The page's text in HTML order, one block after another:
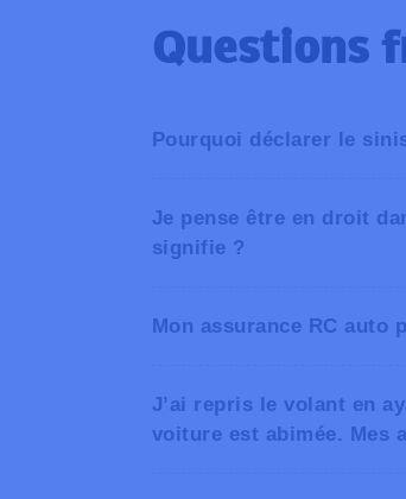
Questions
Pourquoi déclarer le
Je pense être en droit
signifie ?
Mon assurance RC auto
J’ai repris le volant en
voiture est abimée. Mes